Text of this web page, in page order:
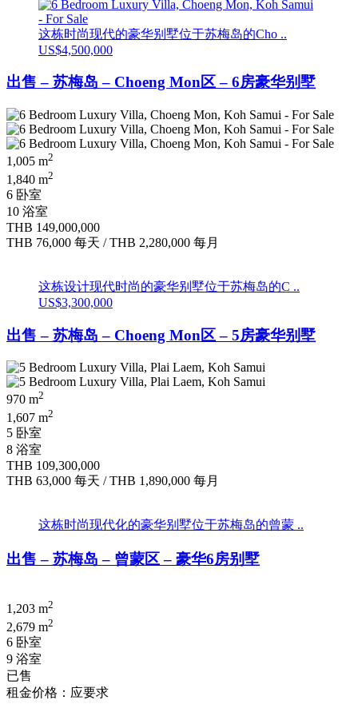
这栋时尚现代的豪华别墅位于苏梅岛的Cho ..
US$4,500,000
出售 – 苏梅岛 – Choeng Mon区 – 6房豪华别墅
1,005 m2
1,840 m2
6 卧室
10 浴室
THB 149,000,000
THB 76,000 每天 /THB 2,280,000 每月
这栋设计现代时尚的豪华别墅位于苏梅岛的C ..
US$3,300,000
出售 – 苏梅岛 – Choeng Mon区 – 5房豪华别墅
970 m2
1,607 m2
5 卧室
8 浴室
THB 109,300,000
THB 63,000 每天 /THB 1,890,000 每月
这栋时尚现代化的豪华别墅位于苏梅岛的曾蒙 ..
出售 – 苏梅岛 – 曾蒙区 – 豪华6房别墅
1,203 m2
2,679 m2
6 卧室
9 浴室
已售
租金价格：应要求